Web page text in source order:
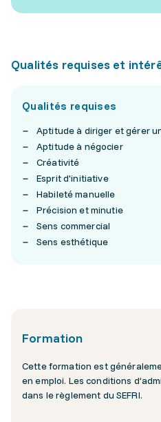
Qualités requises et
Qualités requises
Aptitude à diriger et gérer
Aptitude à négocier
Créativité
Esprit d'initiative
Habileté manuelle
Précision et minutie
Sens commercial
Sens esthétique
Formation
Cette formation est
en emploi. Les conditions
dans le règlement du SEFRI.